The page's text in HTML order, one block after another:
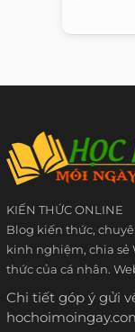
KIẾN THỨC ONLINE
Blog kiến thức,
kinh nghiệm, chia sẻ
thức của cá nhân.
Chi tiết góp ý gửi